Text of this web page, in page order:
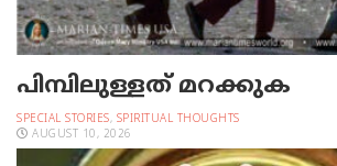
പിമ്പിലുള്ളത് മറക്കുക
SPECIAL STORIES, SPIRITUAL THOUGHTS
AUGUST 10, 2026